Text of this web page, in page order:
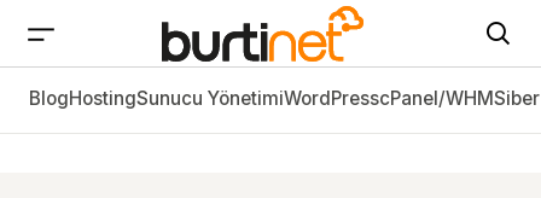
MAC Adresi Nedir? IP Adresinden Farkları
BlogHostingSunucu YönetimiWordPresscPanel/WHM